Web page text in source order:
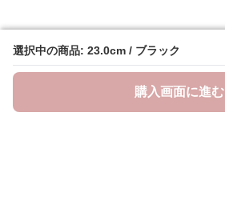
選択中の商品: 23.0cm / ブラック
購入画面に進む
選択中の商品: 23.0cm / ブラック
購入画面に進む